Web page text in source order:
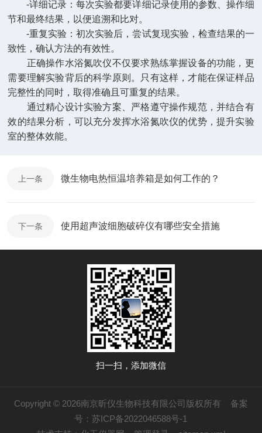
-详细记录：每次实验都要详细记录使用的参数、操作细
节和最终结果，以便追溯和比对。
-重复实验：初次实验后，尝试复现实验，检查结果的一
致性，确认方法的有效性。
正确操作水浴氮吹仪不仅要求熟练掌握设备的功能，更
需要理解实验背后的科学原则。只有这样，才能在保证样品
完整性的同时，取得准确且可重复的结果。
通过精心设计实验方案、严格遵守操作规范，并结合有
效的结果分析，可以充分发挥水浴氮吹仪的优势，提升实验
室的整体效能。
上一条 微生物电热恒温培养箱是如何工作的？
下一条 使用超声波细胞破碎仪有哪些安全措施
扫一扫，添加微信
Copyright © 2026南京昕仪生物科技有限公司版权所有 备案
号：苏ICP备2022046588号-1